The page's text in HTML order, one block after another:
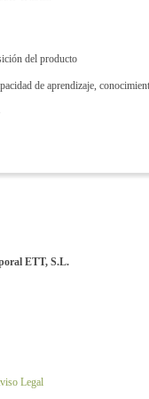
del producto
de aprendizaje,
ETT, S.L.
Legal